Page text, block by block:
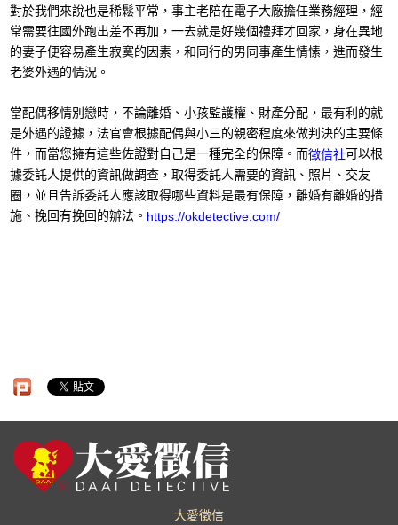
對於我們來說也是稀鬆平常，事主老陪在電子大廠擔任業務經理，經
常需要往國外跑出差不再加，一去就是好幾個禮拜才回家，身在異地
的妻子便容易產生寂寞的因素，和同行的男同事產生情愫，進而發生
老婆外遇的情況。
當配偶移情別戀時，不論離婚、小孩監護權、財產分配，最有利的就
是外遇的證據，法官會根據配偶與小三的親密程度來做判決的主要條
件，而當您擁有這些佐證對自己是一種完全的保障。而徵信社可以根
據委託人提供的資訊做調查，取得委託人需要的資訊、照片、交友
圈，並且告訴委託人應該取得哪些資料是最有保障，離婚有離婚的措
施、挽回有挽回的辦法。 https://okdetective.com/
大愛徵信